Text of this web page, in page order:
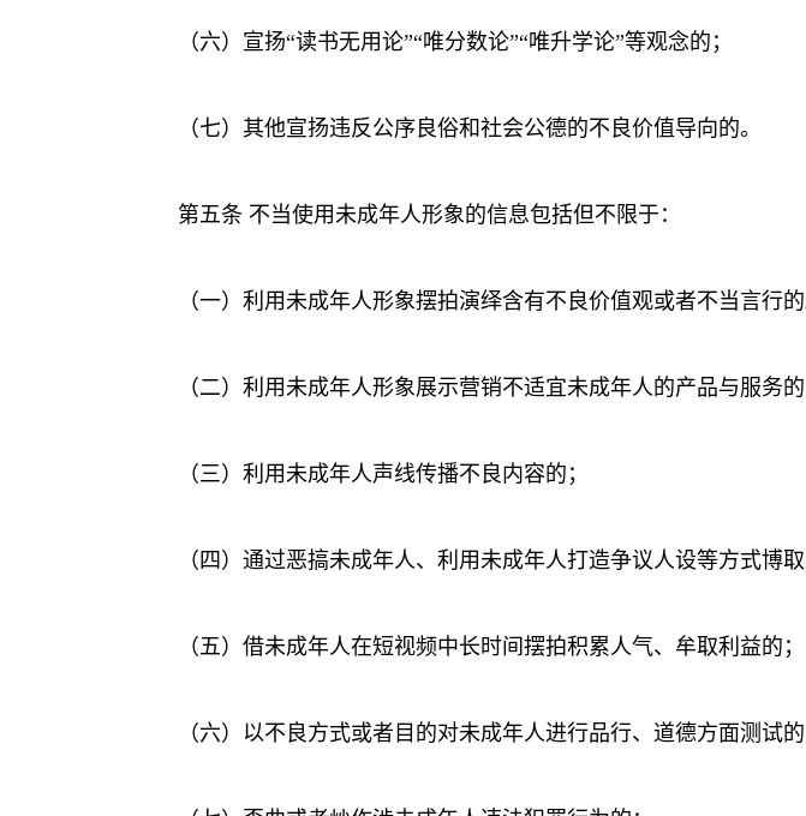
（六）宣扬“读书无用论”“唯分数论”“唯升学论”等观念的；
（七）其他宣扬违反公序良俗和社会公德的不良价值导向的。
第五条 不当使用未成年人形象的信息包括但不限于：
（一）利用未成年人形象摆拍演绎含有不良价值观或者不当言行的
（二）利用未成年人形象展示营销不适宜未成年人的产品与服务的
（三）利用未成年人声线传播不良内容的；
（四）通过恶搞未成年人、利用未成年人打造争议人设等方式博取
（五）借未成年人在短视频中长时间摆拍积累人气、牟取利益的；
（六）以不良方式或者目的对未成年人进行品行、道德方面测试的